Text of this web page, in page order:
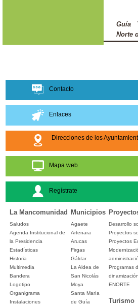
Guía
Norte
Contacto
Enlaces
Direcciones de los
Mapa web
Regístrate
La Mancomunidad Municipios
Saludos
Agenda Institucional de
la Presidencia
Estadísticas
Historia
Multimedia
Bandera
Logotipo
Organigrama
Instalaciones
Agaete
Artenara
Arucas
Firgas
Gáldar
La Aldea de
San Nicolás
Moya
Santa María
de Guía
Desarrollo
Proyectos
Proyectos
Programas
ENORTE
Turismo